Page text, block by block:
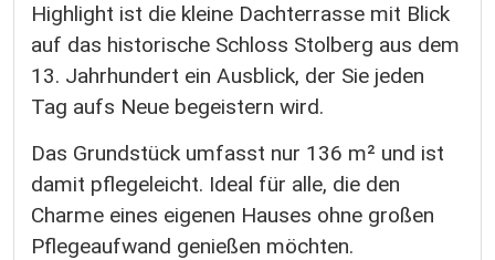
Highlight ist die kleine Dachterrasse mit Blick
auf das historische Schloss Stolberg aus dem
13. Jahrhundert ein Ausblick, der Sie jeden
Tag aufs Neue begeistern wird.
Das Grundstück umfasst nur 136 m² und ist
damit pflegeleicht. Ideal für alle, die den
Charme eines eigenen Hauses ohne großen
Pflegeaufwand genießen möchten.